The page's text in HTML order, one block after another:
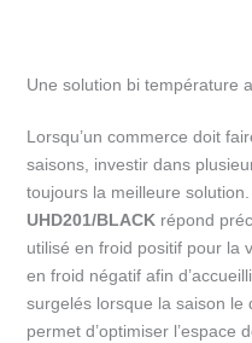
Une solution bi température
Lorsqu’un commerce doit
saisons, investir dans
toujours la meilleure solution.
UHD201/BLACKrépond
utilisé en froid positif pour la
en froid négatif afin
surgelés lorsque la saison le
permet d’optimiser l’espace